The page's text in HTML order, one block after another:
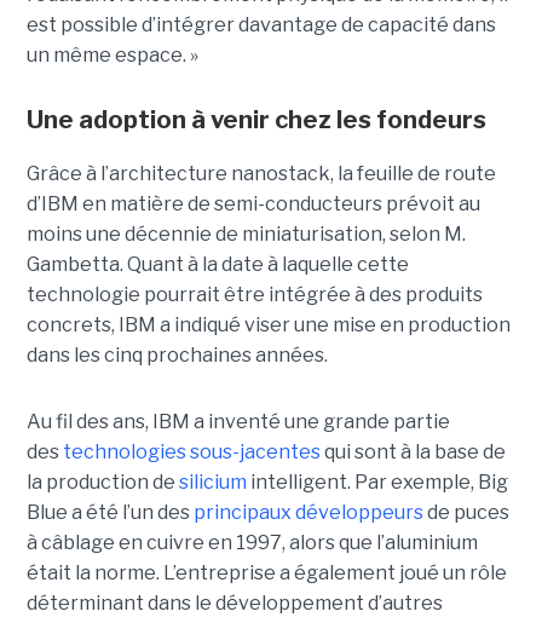
est possible d’intégrer davantage de capacité dans
un même espace. »
Une adoption à venir chez les fondeurs
Grâce à l’architecture nanostack, la feuille de route
d’IBM en matière de semi-conducteurs prévoit au
moins une décennie de miniaturisation, selon M.
Gambetta. Quant à la date à laquelle cette
technologie pourrait être intégrée à des produits
concrets, IBM a indiqué viser une mise en production
dans les cinq prochaines années.
Au fil des ans, IBM a inventé une grande partie
des technologies sous-jacentesqui sont à la base de
la production de silicium intelligent. Par exemple, Big
Blue a été l’un des principaux développeursde puces
à câblage en cuivre en 1997, alors que l’aluminium
était la norme. L’entreprise a également joué un rôle
déterminant dans le développement d’autres